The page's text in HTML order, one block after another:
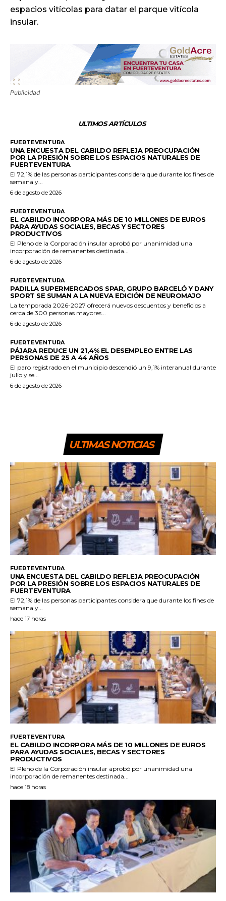
espacios vitícolas para datar el parque vitícola
insular.
Publicidad
ULTIMOS ARTÍCULOS
FUERTEVENTURA
UNA ENCUESTA DEL CABILDO REFLEJA PREOCUPACIÓN
POR LA PRESIÓN SOBRE LOS ESPACIOS NATURALES DE
FUERTEVENTURA
El 72,1% de las personas participantes considera que durante los fines de
semana y...
6 de agosto de 2026
FUERTEVENTURA
EL CABILDO INCORPORA MÁS DE 10 MILLONES DE EUROS
PARA AYUDAS SOCIALES, BECAS Y SECTORES
PRODUCTIVOS
El Pleno de la Corporación insular aprobó por unanimidad una
incorporación de remanentes destinada...
6 de agosto de 2026
FUERTEVENTURA
PADILLA SUPERMERCADOS SPAR, GRUPO BARCELÓ Y DANY
SPORT SE SUMAN A LA NUEVA EDICIÓN DE NEUROMAJO
La temporada 2026-2027 ofrecerá nuevos descuentos y beneficios a
cerca de 300 personas mayores...
6 de agosto de 2026
FUERTEVENTURA
PÁJARA REDUCE UN 21,4% EL DESEMPLEO ENTRE LAS
PERSONAS DE 25 A 44 AÑOS
El paro registrado en el municipio descendió un 9,1% interanual durante
julio y se...
6 de agosto de 2026
ULTIMAS NOTICIAS
FUERTEVENTURA
UNA ENCUESTA DEL CABILDO REFLEJA PREOCUPACIÓN
POR LA PRESIÓN SOBRE LOS ESPACIOS NATURALES DE
FUERTEVENTURA
El 72,1% de las personas participantes considera que durante los fines de
semana y...
hace 17 horas
FUERTEVENTURA
EL CABILDO INCORPORA MÁS DE 10 MILLONES DE EUROS
PARA AYUDAS SOCIALES, BECAS Y SECTORES
PRODUCTIVOS
El Pleno de la Corporación insular aprobó por unanimidad una
incorporación de remanentes destinada...
hace 18 horas